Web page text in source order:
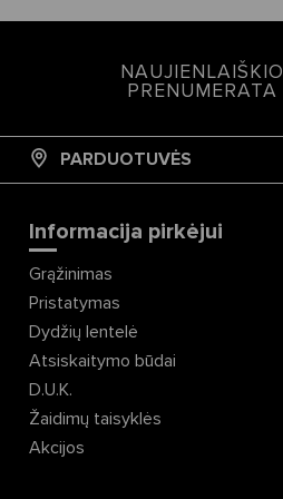
NAUJIENLAIŠKIO
PRENUMERATA
PARDUOTUVĖS
Informacija pirkėjui
Grąžinimas
Pristatymas
Dydžių lentelė
Atsiskaitymo būdai
D.U.K.
Žaidimų taisyklės
Akcijos